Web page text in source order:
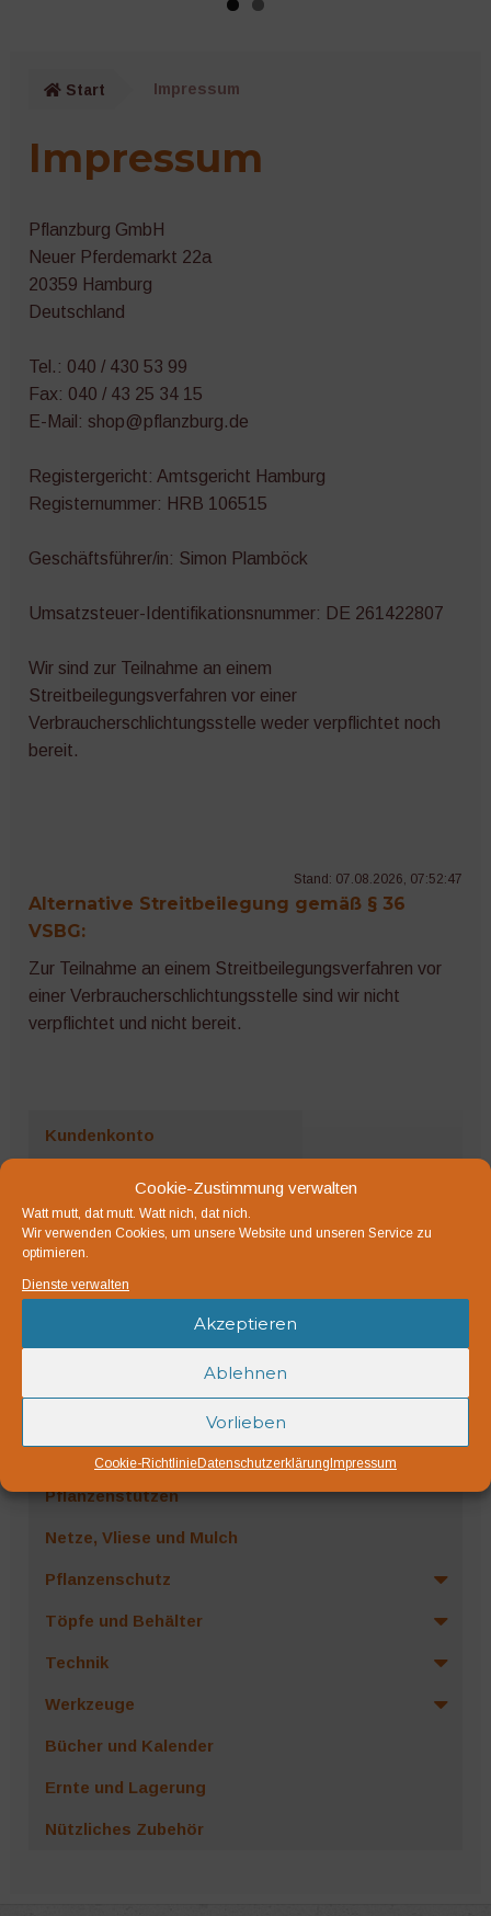
Cookie-Zustimmung verwalten
Watt mutt, dat mutt. Watt nich, dat nich.
Wir verwenden Cookies, um unsere Website und unseren Service zu
optimieren.
Dienste verwalten
Akzeptieren
Ablehnen
Vorlieben
Cookie-RichtlinieDatenschutzerklärung Impressum
Töpfe und Behälter
Technik
Ernte und Lagerung
Bücher und Kalender
Nützliches Zubehör
Start Impressum
Impressum
Pflanzburg GmbH
Neuer Pferdemarkt 22a
20359 Hamburg
Deutschland
Tel.: 040 / 430 53 99
Fax: 040 / 43 25 34 15
E-Mail: shop@pflanzburg.de
Registergericht: Amtsgericht Hamburg
Registernummer: HRB 106515
Geschäftsführer/in: Simon Plamböck
Umsatzsteuer-Identifikationsnummer: DE 261422807
Wir sind zur Teilnahme an einem
Streitbeilegungsverfahren vor einer
Verbraucherschlichtungsstelle weder verpflichtet noch
bereit.
Stand: 07.08.2026, 07:52:47
Alternative Streitbeilegung gemäß § 36
VSBG:
Zur Teilnahme an einem Streitbeilegungsverfahren vor
einer Verbraucherschlichtungsstelle sind wir nicht
verpflichtet und nicht bereit.
Kundenkonto
Neue Produkte
Alles für Tomaten
Bio Saatgut
Dünger und Bodenhilfsstoffe
Erden, Substrate, Kompost
Pflanzenstützen
Netze, Vliese und Mulch
Pflanzenschutz
Töpfe und Behälter
Technik
Werkzeuge
Bücher und Kalender
Ernte und Lagerung
Nützliches Zubehör